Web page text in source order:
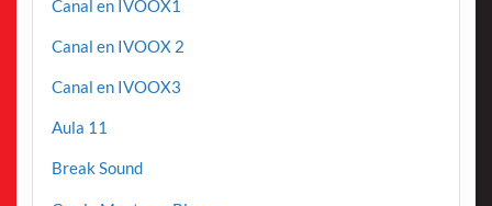
Canal en IVOOX1
Canal en IVOOX 2
Canal en IVOOX3
Aula 11
Break Sound